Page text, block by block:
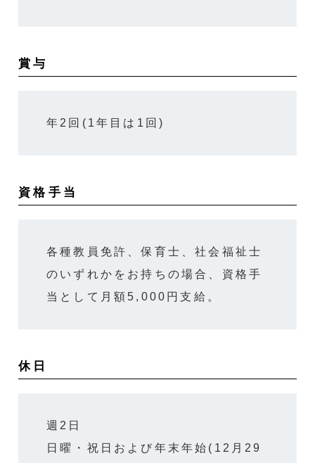
賞与
年2回(1年目は1回)
資格手当
各種教員免許、保育士、社会福祉士
のいずれかをお持ちの場合、資格手
当として月額5,000円支給。
休日
週2日
日曜・祝日および年末年始(12月29